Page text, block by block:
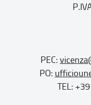
PEC:
PO:
TEL: